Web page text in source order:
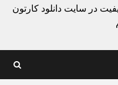
در سایت دانلود کارتون